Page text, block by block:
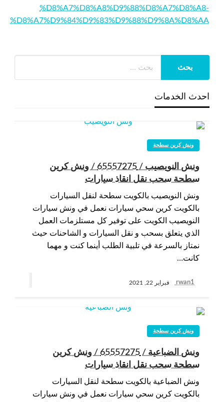
%D8%A7%D8%A8%D9%88%D8%A7%D8%A8-
%D8%A7%D9%84%D9%83%D9%88%D9%8A%D8%AA
احدث الخدمات
ونش كرين سطحة
ونش النويصيب / 65557275 / ونش كرين
سطحة سحب نقل انقاذ سيارات
ونش النويصيب بالكويت سطحة لنقل السيارات
بالكويت كرين سحي سيارات نعمل في ونش سيارات
النويصيب الكويت على توفير كل مستلزمات العمل
الذي يتعلق بسحب و نقل السيارات و الشاحنات حيث
نمتاز بالسرعة في تلبية الطلب أينما كنت و مهما
كانت…
rwan1 فبراير 22, 2021
ونش كرين سطحة
ونش الضباعية / 65557275 / ونش كرين
سطحة سحب نقل انقاذ سيارات
ونش الضباعية بالكويت سطحة لنقل السيارات
بالكويت كرين سحي سيارات نعمل في ونش سيارات